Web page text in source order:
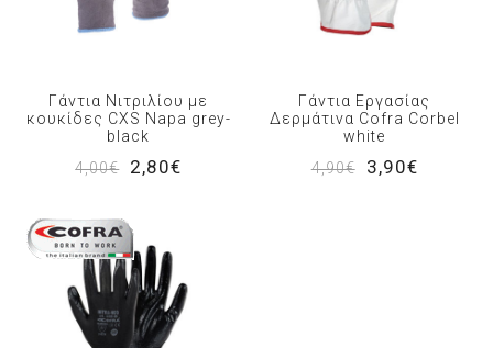
Γάντια Νιτριλίου με
κουκίδες CXS Napa grey-
black
4,00€
2,80€
Γάντια Εργασίας
Δερμάτινα Cofra Corbel
white
4,90€
3,90€